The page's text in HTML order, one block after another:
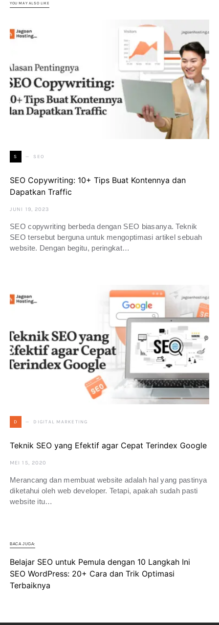
YOU MAY ALSO LIKE
S SEO
SEO Copywriting: 10+ Tips Buat Kontennya dan
Dapatkan Traffic
JUNI 19, 2023
SEO copywriting berbeda dengan SEO biasanya. Teknik
SEO tersebut berguna untuk mengoptimasi artikel sebuah
website. Dengan begitu, peringkat…
D DIGITAL MARKETING
Teknik SEO yang Efektif agar Cepat Terindex Google
MEI 15, 2020
Merancang dan membuat website adalah hal yang pastinya
diketahui oleh web developer. Tetapi, apakah sudah pasti
website itu…
BACA JUGA:
Belajar SEO untuk Pemula dengan 10 Langkah Ini
SEO WordPress: 20+ Cara dan Trik Optimasi
Terbaiknya